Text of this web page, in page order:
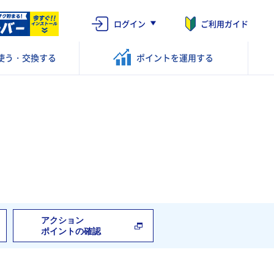
ログイン ご利用ガイド
う・交換する ポイントを運用する
アクション
ポイントの確認